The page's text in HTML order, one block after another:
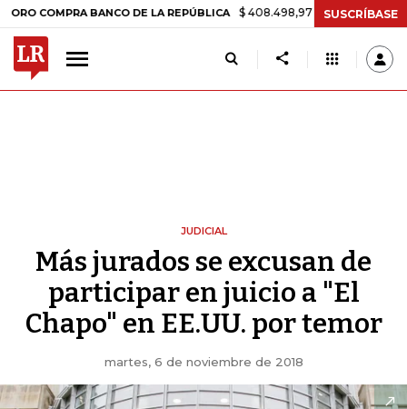
BANCO DE LA REPÚBLICA $ 408.498,97 +$ 8.753,81 +2,19%
SUSCRÍBASE
JUDICIAL
Más jurados se excusan de
participar en juicio a "El
Chapo" en EE.UU. por temor
martes, 6 de noviembre de 2018